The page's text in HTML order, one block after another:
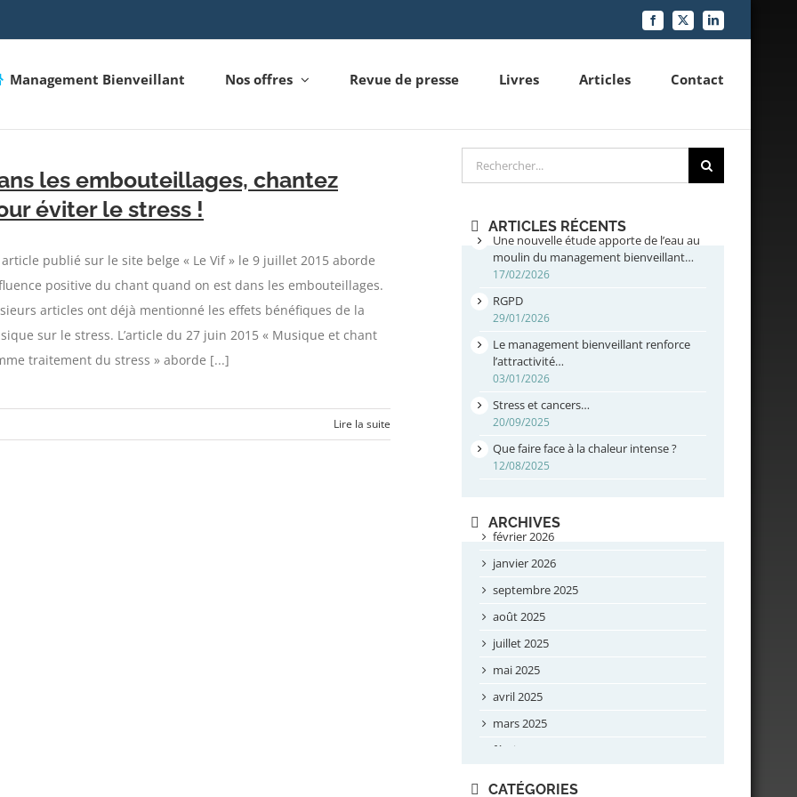
Facebook
X LinkedIn
Management Bienveillant Nos offres Revue de presse Livres Articles Contact
les embouteillages, chantez
éviter le stress !
article publié sur le site belge « Le Vif » le 9 juillet 2015 aborde
positive du chant quand on est dans les embouteillages.
articles ont déjà mentionné les effets bénéfiques de la
sur le stress. L’article du 27 juin 2015 « Musique et chant
traitement du stress » aborde [...]
Lire la suite
Rechercher
ARTICLES RÉCENTS
Une nouvelle étude apporte de l’eau au
moulin du management bienveillant…
17/02/2026
RGPD
29/01/2026
Le management bienveillant renforce
l’attractivité…
03/01/2026
Stress et cancers…
20/09/2025
Que faire face à la chaleur intense ?
12/08/2025
ARCHIVES
février 2026
janvier 2026
septembre 2025
août 2025
juillet 2025
mai 2025
avril 2025
mars 2025
février 2025
CATÉGORIES